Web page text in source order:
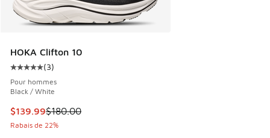
HOKA Clifton 10
Cote moyenne du client - [5 sur 5 étoiles], 3 commentaires
(3)
Pour hommes
Black / White
Cet article est en solde. Le prix est passé de $180.00 à
$139.99$180.00
Rabais de 22%